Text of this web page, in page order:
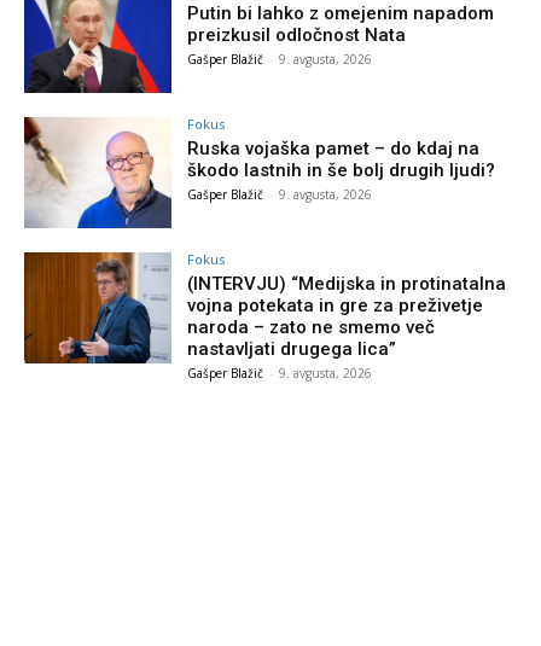
Putin bi lahko z omejenim napadom
preizkusil odločnost Nata
Gašper Blažič - 9. avgusta, 2026
Fokus
Ruska vojaška pamet – do kdaj na
škodo lastnih in še bolj drugih ljudi?
Gašper Blažič - 9. avgusta, 2026
Fokus
(INTERVJU) “Medijska in protinatalna
vojna potekata in gre za preživetje
naroda – zato ne smemo več
nastavljati drugega lica”
Gašper Blažič - 9. avgusta, 2026